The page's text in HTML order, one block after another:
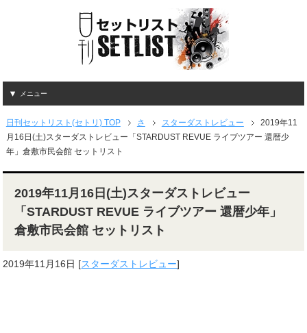
メニュー
日刊セットリスト(セトリ) TOP さ スターダストレビュー
2019年11
月16日(土)スターダストレビュー「STARDUST REVUE ライブツアー 還暦少
年」倉敷市民会館 セットリスト
2019年11月16日(土)スターダストレビュー
「STARDUST REVUE ライブツアー 還暦少年」
倉敷市民会館 セットリスト
2019年11月16日 [スターダストレビュー]